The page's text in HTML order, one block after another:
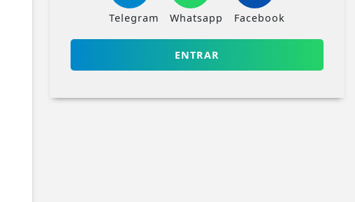
Telegram Whatsapp Facebook
ENTRAR